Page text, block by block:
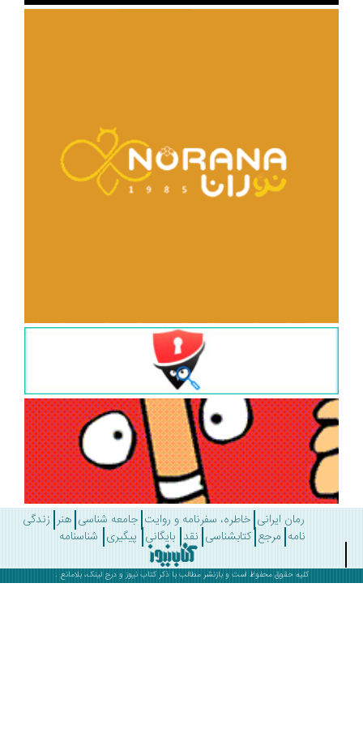
رمان ایرانی خاطره، سفرنامه و روایت جامعه شناسی هنر زندگی
مرجع کتابشناسی نقد بایگانی پیگیری شناسنامه
کلیه حقوق محفوظ است و بازنشر مطالب با ذکرکتاب نیوزو درج لینک، بلامانع .